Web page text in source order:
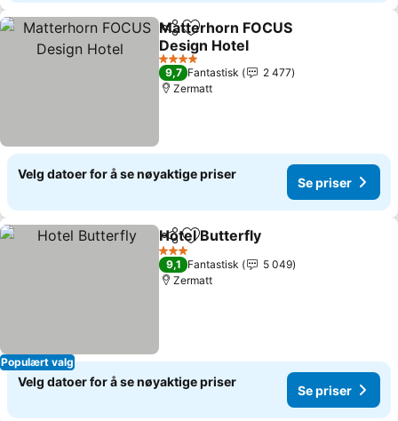
Del Legg til i favoritter
Matterhorn FOCUS
Design Hotel
Se priser
4 Stjerner
9,7 Fantastisk
2 477
Zermatt
Velg datoer for å se nøyaktige priser
Se priser
Populært valg
Del Legg til i favoritter
Hotel Butterfly
3 Stjerner
9,1 Fantastisk
5 049
Zermatt
Velg datoer for å se nøyaktige priser
Se priser